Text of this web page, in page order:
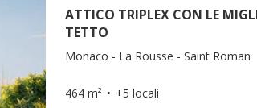
ATTICO TRIPLEX CON LE
TETTO
Monaco - La Rousse - Saint Roman
464 m² +5 locali